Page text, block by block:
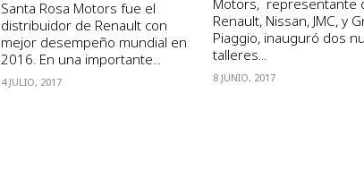
Santa Rosa Motors fue el
distribuidor de Renault con
mejor desempeño mundial en
2016. En una importante...
4 JULIO, 2017
Motors, representante
Renault, Nissan, JMC, y
Piaggio, inauguró dos
talleres...
8 JUNIO, 2017